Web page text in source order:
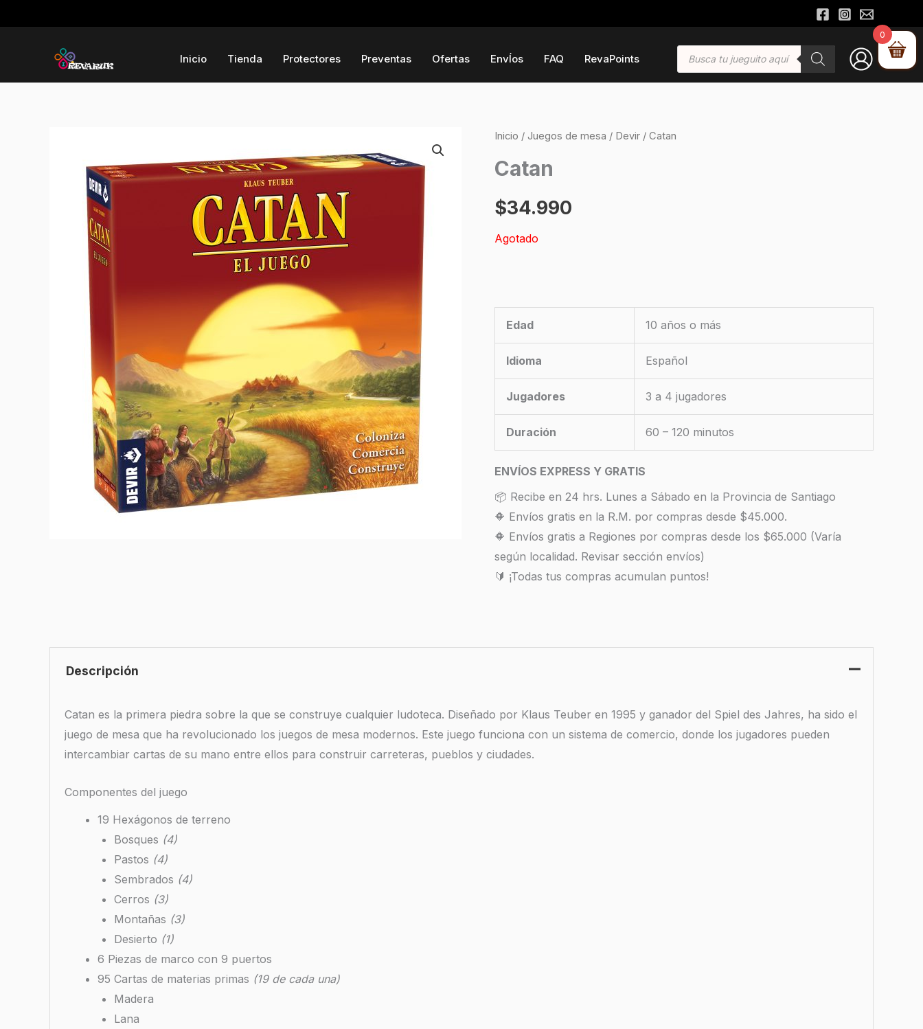
al
Inicio Tienda Protectores Preventas Ofertas EnvÍos FAQ RevaPoints
Búsqueda
productos
Inicio / Juegos de mesa / Devir / Catan
Catan
$34.990
Agotado
Edad 10 años o más
Idioma Español
Jugadores 3 a 4 jugadores
Duración 60 – 120 minutos
ENVÍOS EXPRESS Y GRATIS
📦 Recibe en 24 hrs. Lunes a Sábado en la Provincia de Santiago
🔶 Envíos gratis en la R.M. por compras desde $45.000.
🔶 Envíos gratis a Regiones por compras desde los $65.000 (Varía
según localidad. Revisar sección envíos)
🔰 ¡Todas tus compras acumulan puntos!
Descripción
Catan es la primera piedra sobre la que se construye cualquier ludoteca. Diseñado por Klaus Teuber en 1995 y ganador del Spiel des Jahres, ha sido el
juego de mesa que ha revolucionado los juegos de mesa modernos. Este juego funciona con un sistema de comercio, donde los jugadores pueden
intercambiar cartas de su mano entre ellos para construir carreteras, pueblos y ciudades.
Componentes del juego
19 Hexágonos de terreno
Bosques (4)
Pastos (4)
Sembrados (4)
Cerros (3)
Montañas (3)
Desierto (1)
6 Piezas de marco con 9 puertos
95 Cartas de materias primas (19 de cada una)
Madera
Lana
0